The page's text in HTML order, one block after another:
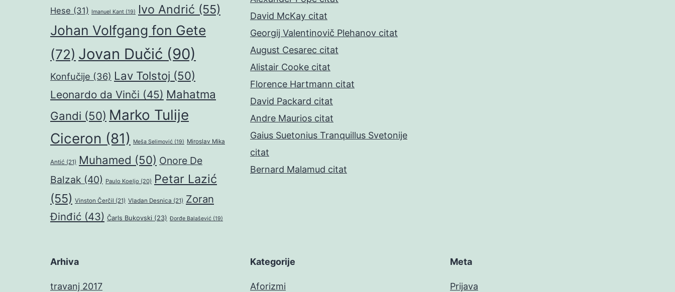
Hese (31) Imanuel Kant (19) Ivo Andrić (55)
Johan Volfgang fon Gete
(72) Jovan Dučić (90)
Konfučije (36) Lav Tolstoj (50)
Leonardo da Vinči (45) Mahatma
Gandi (50) Marko Tulije
Ciceron (81) Meša Selimović (19) Miroslav Mika
Antić (21) Muhamed (50) Onore De
Balzak (40) Paulo Koeljo (20) Petar Lazić
(55) Vinston Čerčil (21) Vladan Desnica (21) Zoran
Đinđić (43) Čarls Bukovski (23) Đorđe Balašević (19)
David McKay citat
Georgij Valentinovič Plehanov citat
August Cesarec citat
Alistair Cooke citat
Florence Hartmann citat
David Packard citat
Andre Maurios citat
Gaius Suetonius Tranquillus Svetonije
citat
Bernard Malamud citat
Arhiva
travanj 2017
Kategorije
Aforizmi
Meta
Prijava